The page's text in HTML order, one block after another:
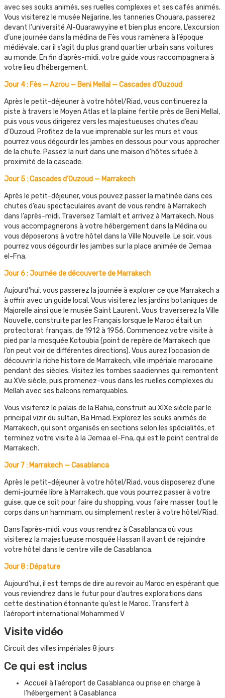
avec ses souks animés, ses ruelles complexes et ses cafés animés.
Vous visiterez le musée Nejjarine, les tanneries Chouara, passerez
devant l’université Al-Quarawyyine et bien plus encore. L’excursion
d’une journée dans la médina de Fès vous ramènera à l’époque
médiévale, car il s’agit du plus grand quartier urbain sans voitures
au monde. En fin d’après-midi, votre guide vous raccompagnera à
votre lieu d’hébergement.
Jour 4 : Fès — Azrou — Beni Mellal — Cascades d’Ouzoud
Après le petit-déjeuner à votre hôtel/Riad, vous continuerez la
piste à travers le Moyen Atlas et la plaine fertile près de Beni Mellal,
puis vous vous dirigerez vers les majestueuses chutes d’eau
d’Ouzoud. Profitez de la vue imprenable sur les murs et vous
pourrez vous dégourdir les jambes en dessous pour vous approcher
de la chute. Passez la nuit dans une maison d’hôtes située à
proximité de la cascade.
Jour 5 : Cascades d’Ouzoud — Marrakech
Après le petit-déjeuner, vous pouvez passer la matinée dans ces
chutes d’eau spectaculaires avant de vous rendre à Marrakech
dans l’après-midi. Traversez Tamlalt et arrivez à Marrakech. Nous
vous accompagnerons à votre hébergement dans la Médina ou
vous déposerons à votre hôtel dans la Ville Nouvelle. Le soir, vous
pourrez vous dégourdir les jambes sur la place animée de Jemaa
el-Fna.
Jour 6 : Journée de découverte de Marrakech
Aujourd’hui, vous passerez la journée à explorer ce que Marrakech a
à offrir avec un guide local. Vous visiterez les jardins botaniques de
Majorelle ainsi que le musée Saint Laurent. Vous traverserez la Ville
Nouvelle, construite par les Français lorsque le Maroc était un
protectorat français, de 1912 à 1956. Commencez votre visite à
pied par la mosquée Kotoubia (point de repère de Marrakech que
l’on peut voir de différentes directions). Vous aurez l’occasion de
découvrir la riche histoire de Marrakech, ville impériale marocaine
pendant des siècles. Visitez les tombes saadiennes qui remontent
au XVe siècle, puis promenez-vous dans les ruelles complexes du
Mellah avec ses balcons remarquables.
Vous visiterez le palais de la Bahia, construit au XIXe siècle par le
principal vizir du sultan, Ba Hmad. Explorez les souks animés de
Marrakech, qui sont organisés en sections selon les spécialités, et
terminez votre visite à la Jemaa el-Fna, qui est le point central de
Marrakech.
Jour 7 : Marrakech — Casablanca
Après le petit-déjeuner à votre hôtel/Riad, vous disposerez d’une
demi-journée libre à Marrakech, que vous pourrez passer à votre
guise, que ce soit pour faire du shopping, vous faire masser tout le
corps dans un hammam, ou simplement rester à votre hôtel/Riad.
Dans l’après-midi, vous vous rendrez à Casablanca où vous
visiterez la majestueuse mosquée Hassan II avant de rejoindre
votre hôtel dans le centre ville de Casablanca.
Jour 8 : Dépature
Aujourd’hui, il est temps de dire au revoir au Maroc en espérant que
vous reviendrez dans le futur pour d’autres explorations dans
cette destination étonnante qu’est le Maroc. Transfert à
l’aéroport international Mohammed V
Visite vidéo
Circuit des villes impériales 8 jours
Ce qui est inclus
Accueil à l’aéroport de Casablanca ou prise en charge à
l’hébergement à Casablanca